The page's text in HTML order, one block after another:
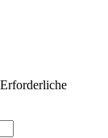
Erforderliche